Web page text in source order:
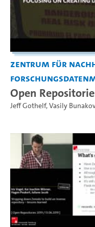
Zentrum für
Open
Jeff Gothelf,Vasily Bunakov